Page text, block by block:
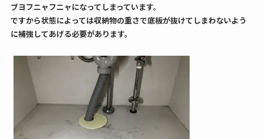
ブヨフニャフニャになってしまっています。
ですから状態によっては収納物の重さで底板が抜けてしまわないよう
に補強してあげる必要があります。